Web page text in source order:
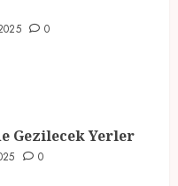
0
Gezilecek Yerler
0